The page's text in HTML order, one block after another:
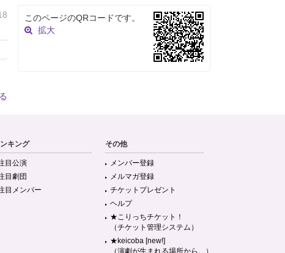
このページのQRコードです。
拡大
キング
目公演
目劇団
目メンバー
その他
メンバー登録
メルマガ登録
チケットプレゼント
ヘルプ
★こりっちチケット！
（チケット管理システム）
★keicoba [new!]
（演劇が生まれる場所から。）